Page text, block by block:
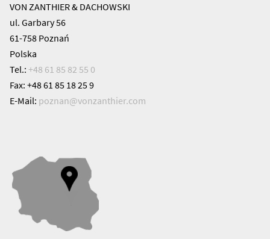
VON ZANTHIER & DACHOWSKI
ul. Garbary 56
61-758 Poznań
Polska
Tel.: +48 61 85 82 55 0
Fax: +48 61 85 18 25 9
E-Mail: poznan@vonzanthier.com